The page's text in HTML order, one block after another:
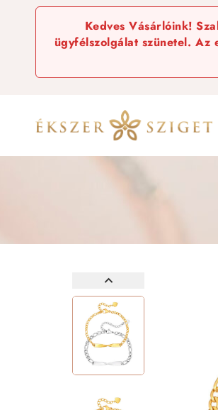
Kedves Vásárlóink!
ügyfélszolgálat szünetel. Az